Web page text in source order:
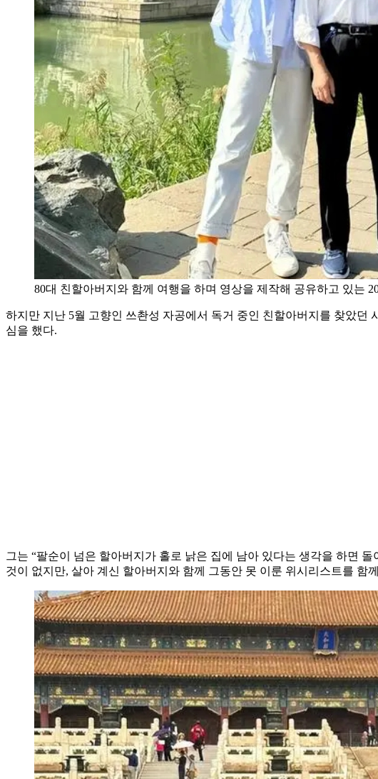
80대 친할아버지와 함께 여행을 하며 영상을 제작해 공유하고 있는
하지만 지난 5월 고향인 쓰촨성 자공에서 독거 중인 친할아버지를 찾았
심을 했다.
그는 “팔순이 넘은 할아버지가 홀로 낡은 집에 남아 있다는 생각을 하면
것이 없지만, 살아 계신 할아버지와 함께 그동안 못 이룬 위시리스트를